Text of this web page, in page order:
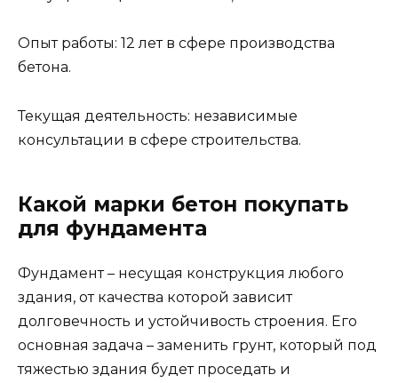
Опыт работы: 12 лет в сфере производства
бетона.
Текущая деятельность: независимые
консультации в сфере строительства.
Какой марки бетон покупать
для фундамента
Фундамент – несущая конструкция любого
здания, от качества которой зависит
долговечность и устойчивость строения. Его
основная задача – заменить грунт, который под
тяжестью здания будет проседать и